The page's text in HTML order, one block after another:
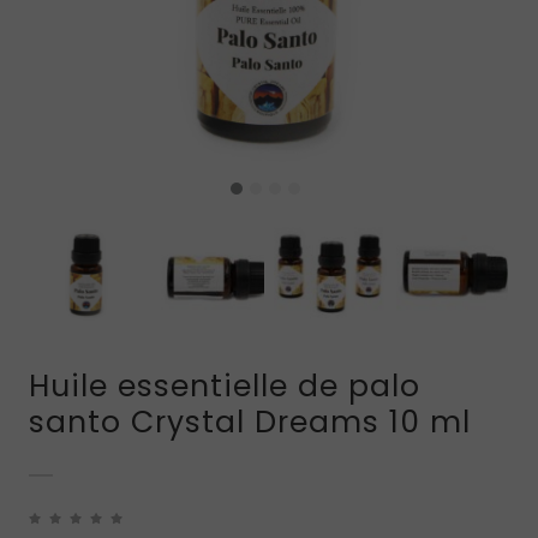
Huile essentielle de palo
santo Crystal Dreams 10 ml